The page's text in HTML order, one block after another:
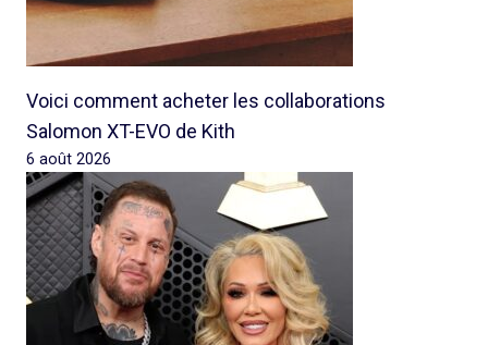
Voici comment acheter les collaborations
Salomon XT-EVO de Kith
6 août 2026